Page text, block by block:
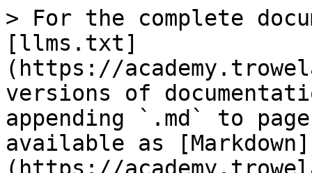
> For the complete
[llms.txt]
(https://
versions of
appending `.md` to
available as [Markdown]